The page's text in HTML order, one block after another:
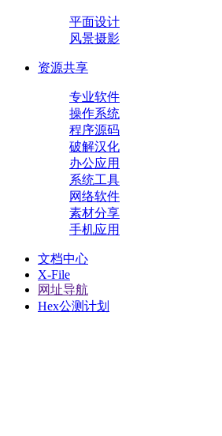
平面设计
风景摄影
资源共享
专业软件
操作系统
程序源码
破解汉化
办公应用
系统工具
网络软件
素材分享
手机应用
文档中心
X-File
网址导航
Hex公测计划